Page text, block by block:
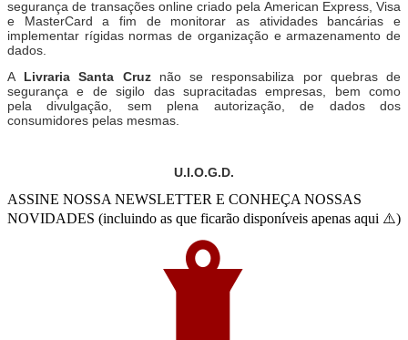
segurança de transações online criado pela American Express, Visa
e MasterCard a fim de monitorar as atividades bancárias e
implementar rígidas normas de organização e armazenamento de
dados.
A Livraria Santa Cruznão se responsabiliza por quebras de
segurança e de sigilo das supracitadas empresas, bem como
pela divulgação, sem plena autorização, de dados dos
consumidores pelas mesmas.
U.I.O.G.D.
ASSINE NOSSA NEWSLETTER E CONHEÇA NOSSAS
NOVIDADES (incluindo as que ficarão disponíveis apenas aqui ⚠️)